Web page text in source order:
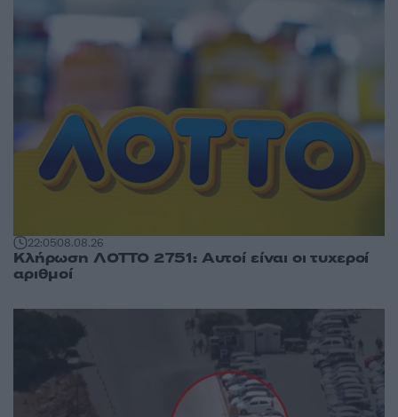
22:0508.08.26
Κλήρωση ΛΟΤΤΟ 2751: Αυτοί είναι οι τυχεροί
αριθμοί